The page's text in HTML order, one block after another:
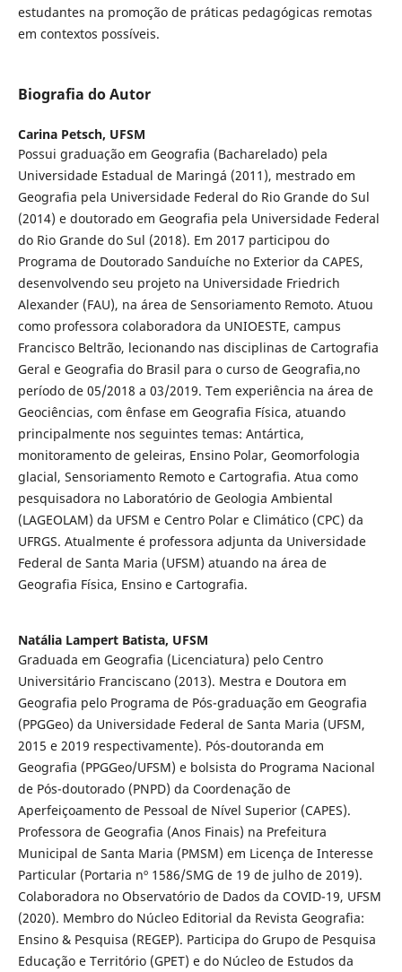
estudantes na promoção de práticas pedagógicas remotas
em contextos possíveis.
Biografia do Autor
Carina Petsch, UFSM
Possui graduação em Geografia (Bacharelado) pela
Universidade Estadual de Maringá (2011), mestrado em
Geografia pela Universidade Federal do Rio Grande do Sul
(2014) e doutorado em Geografia pela Universidade Federal
do Rio Grande do Sul (2018). Em 2017 participou do
Programa de Doutorado Sanduíche no Exterior da CAPES,
desenvolvendo seu projeto na Universidade Friedrich
Alexander (FAU), na área de Sensoriamento Remoto. Atuou
como professora colaboradora da UNIOESTE, campus
Francisco Beltrão, lecionando nas disciplinas de Cartografia
Geral e Geografia do Brasil para o curso de Geografia,no
período de 05/2018 a 03/2019. Tem experiência na área de
Geociências, com ênfase em Geografia Física, atuando
principalmente nos seguintes temas: Antártica,
monitoramento de geleiras, Ensino Polar, Geomorfologia
glacial, Sensoriamento Remoto e Cartografia. Atua como
pesquisadora no Laboratório de Geologia Ambiental
(LAGEOLAM) da UFSM e Centro Polar e Climático (CPC) da
UFRGS. Atualmente é professora adjunta da Universidade
Federal de Santa Maria (UFSM) atuando na área de
Geografia Física, Ensino e Cartografia.
Natália Lampert Batista, UFSM
Graduada em Geografia (Licenciatura) pelo Centro
Universitário Franciscano (2013). Mestra e Doutora em
Geografia pelo Programa de Pós-graduação em Geografia
(PPGGeo) da Universidade Federal de Santa Maria (UFSM,
2015 e 2019 respectivamente). Pós-doutoranda em
Geografia (PPGGeo/UFSM) e bolsista do Programa Nacional
de Pós-doutorado (PNPD) da Coordenação de
Aperfeiçoamento de Pessoal de Nível Superior (CAPES).
Professora de Geografia (Anos Finais) na Prefeitura
Municipal de Santa Maria (PMSM) em Licença de Interesse
Particular (Portaria nº 1586/SMG de 19 de julho de 2019).
Colaboradora no Observatório de Dados da COVID-19, UFSM
(2020). Membro do Núcleo Editorial da Revista Geografia:
Ensino & Pesquisa (REGEP). Participa do Grupo de Pesquisa
Educação e Território (GPET) e do Núcleo de Estudos da